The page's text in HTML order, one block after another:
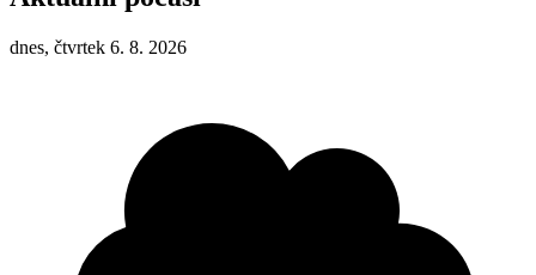
dnes, čtvrtek 6. 8. 2026